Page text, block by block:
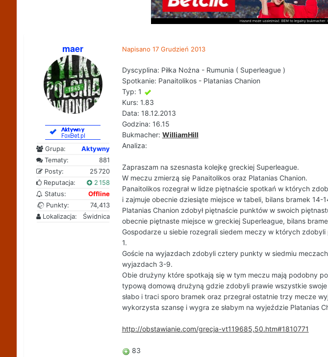
maer
Grupa:
Aktywny
Tematy:
881
Posty:
25 720
Reputacja:
2 158
Status:
Offline
Punkty:
74,413
Lokalizacja:
Świdnica
Napisano 17 Grudzień 2013
Dyscyplina: Piłka Nożna - Rumunia ( Superleague )
Spotkanie: Panaitolikos - Platanias Chanion
Typ: 1
Kurs: 1.83
Data: 18.12.2013
Godzina: 16.15
Bukmacher: WilliamHill
Analiza:
Zapraszam na szesnasta kolejkę greckiej Superleague.
W meczu zmierzą się Panaitolikos oraz Platanias Chanion.
Panaitolikos rozegrał w lidze piętnaście spotkań w których
i zajmuje obecnie dziesiąte miejsce w tabeli, bilans bramek 14-
Platanias Chanion zdobył piętnaście punktów w swoich
obecnie piętnaste miejsce w greckiej Superleague, bilans
Gospodarze u siebie rozegrali siedem meczy w których
1.
Goście na wyjazdach zdobyli cztery punkty w siedmiu
wyjazdach 3-9.
Obie drużyny które spotkają się w tym meczu mają podobny
typową domową drużyną gdzie zdobyli prawie wszystkie
słabo i traci sporo bramek oraz przegrał ostatnie trzy mecze
wykorzysta szansę i wygra ze słabym na wyjeździe Platanias
http://obstawianie.com/grecja-vt119685,50.htm#1810771
83